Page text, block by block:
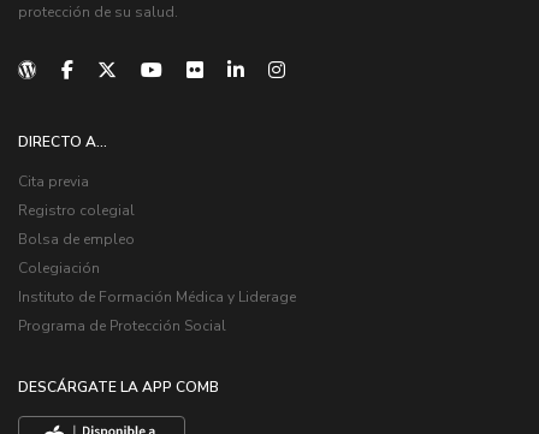
protección de su salud.
DIRECTO A...
Cita previa
Registro colegial
Bolsa de empleo
Colegiación
Instituto de Formación Médica y Liderage
Programa de Protección Social
DESCÁRGATE LA APP COMB